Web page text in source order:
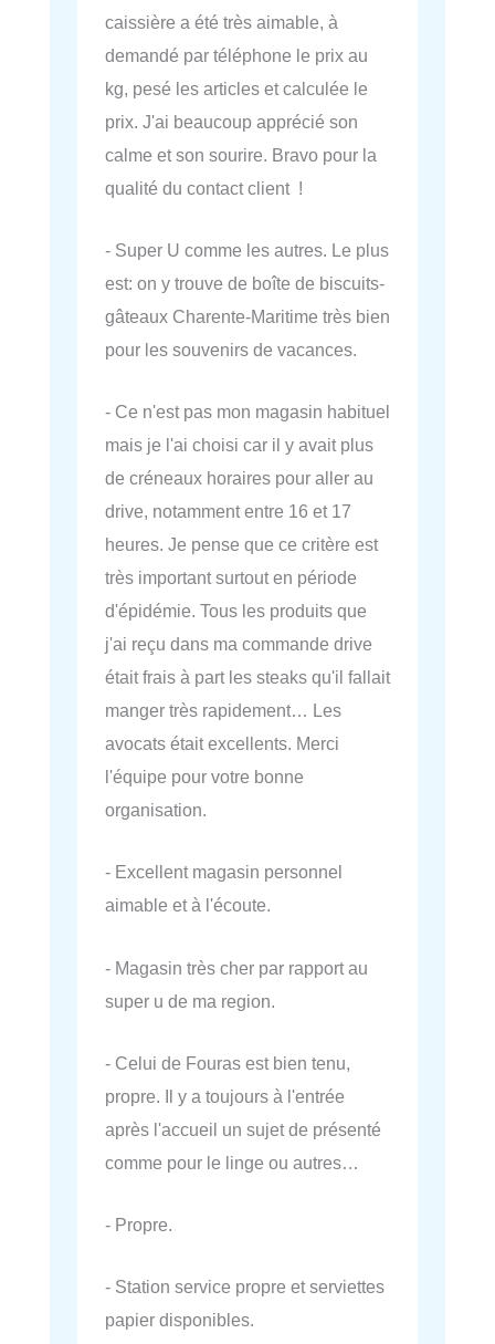
caissière a été très aimable, à
demandé par téléphone le prix au
kg, pesé les articles et calculée le
prix. J'ai beaucoup apprécié son
calme et son sourire. Bravo pour la
qualité du contact client !
- Super U comme les autres. Le plus
est: on y trouve de boîte de biscuits-
gâteaux Charente-Maritime très bien
pour les souvenirs de vacances.
- Ce n'est pas mon magasin habituel
mais je l'ai choisi car il y avait plus
de créneaux horaires pour aller au
drive, notamment entre 16 et 17
heures. Je pense que ce critère est
très important surtout en période
d'épidémie. Tous les produits que
j'ai reçu dans ma commande drive
était frais à part les steaks qu'il fallait
manger très rapidement… Les
avocats était excellents. Merci
l'équipe pour votre bonne
organisation.
- Excellent magasin personnel
aimable et à l'écoute.
- Magasin très cher par rapport au
super u de ma region.
- Celui de Fouras est bien tenu,
propre. Il y a toujours à l'entrée
après l'accueil un sujet de présenté
comme pour le linge ou autres…
- Propre.
- Station service propre et serviettes
papier disponibles.